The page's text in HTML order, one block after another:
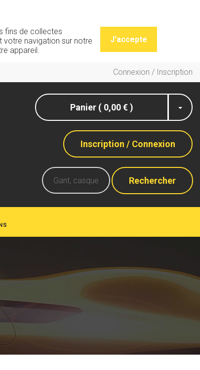
J'accepte
fins de collectes
votre navigation sur notre
appareil.
Connexion / Inscription
Panier ( 0,00 € )
Inscription / Connexion
Rechercher